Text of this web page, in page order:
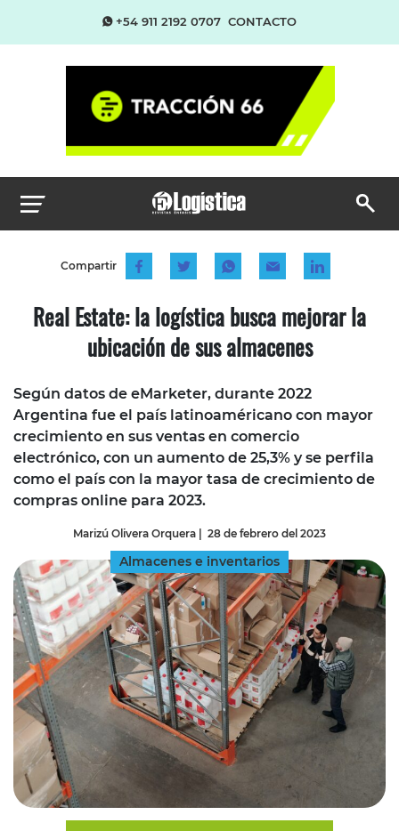
+54 911 2192 0707 CONTACTO
Compartir
Real Estate: la logística busca mejorar la
ubicación de sus almacenes
Según datos de eMarketer, durante 2022
Argentina fue el país latinoaméricano con mayor
crecimiento en sus ventas en comercio
electrónico, con un aumento de 25,3% y se perfila
como el país con la mayor tasa de crecimiento de
compras online para 2023.
Marizú Olivera Orquera | 28 de febrero del 2023
Almacenes e inventarios